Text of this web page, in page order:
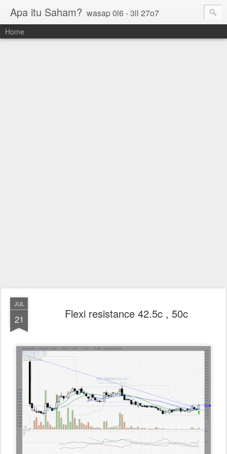
Apa itu Saham? wasap 0l6 - 3ll 27o7
Home
JUL
21 Flexi resistance 42.5c , 50c